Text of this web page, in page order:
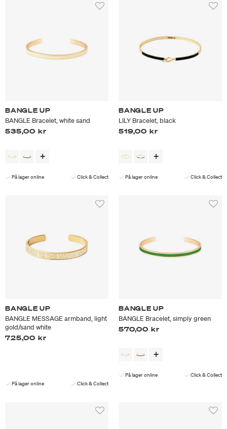
BANGLE UP
BANGLE Bracelet, white sand
535,00 kr
På lager online Click & Collect
BANGLE UP
LILY Bracelet, black
519,00 kr
På lager online Click & Collect
BANGLE UP
BANGLE MESSAGE armband, light
gold/sand white
725,00 kr
På lager online Click & Collect
BANGLE UP
BANGLE Bracelet, simply green
570,00 kr
På lager online Click & Collect